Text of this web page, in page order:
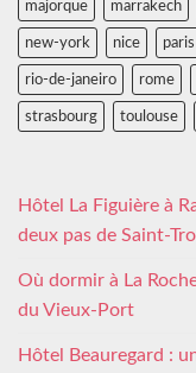
majorque marrakech
new-york nice paris
rio-de-janeiro rome
strasbourg toulouse
Hôtel La Figuière à
deux pas de Saint-
Où dormir à La
du Vieux-Port
Hôtel Beauregard :